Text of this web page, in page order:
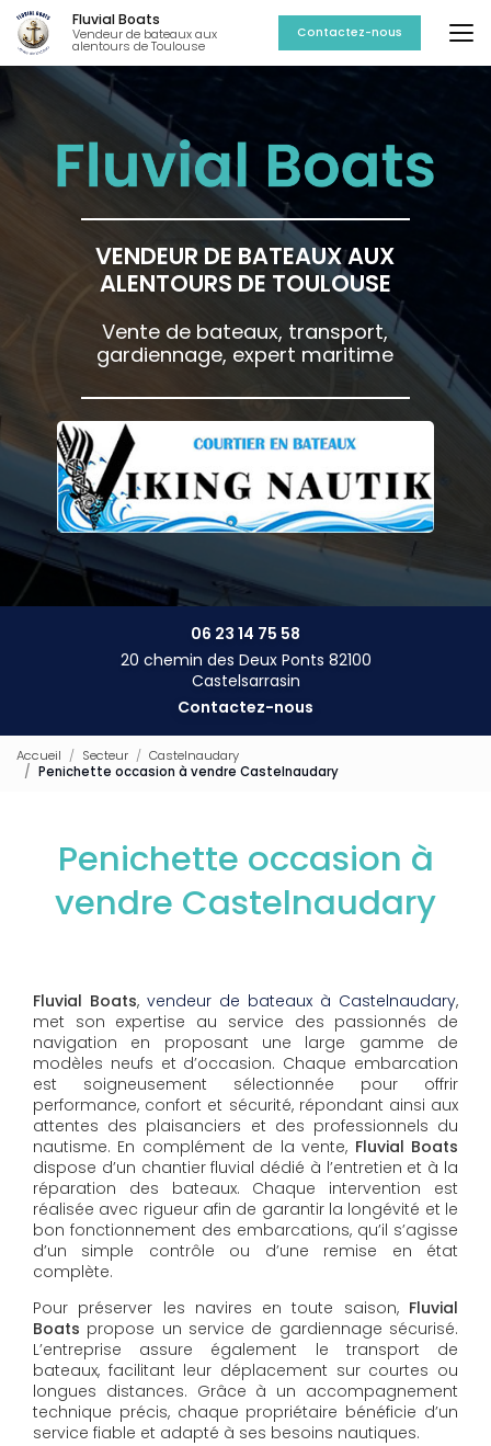
Aller
au
contenu
principal
Fluvial Boats
Vendeur de bateaux aux
alentours de Toulouse
Contactez-nous
VENDEUR DE BATEAUX AUX
ALENTOURS DE TOULOUSE
Vente de bateaux, transport,
gardiennage, expert maritime
06 23 14 75 58
20 chemin des Deux Ponts 82100
Castelsarrasin
Contactez-nous
Accueil Secteur
Castelnaudary
Penichette occasion à vendre Castelnaudary
Penichette occasion à
vendre Castelnaudary
Fluvial Boats, vendeur de bateaux à Castelnaudary,
met son expertise au service des passionnés de
navigation en proposant une large gamme de
modèles neufs et d’occasion. Chaque embarcation
est soigneusement sélectionnée pour offrir
performance, confort et sécurité, répondant ainsi aux
attentes des plaisanciers et des professionnels du
nautisme. En complément de la vente, Fluvial Boats
dispose d’un chantier fluvial dédié à l’entretien et à la
réparation des bateaux. Chaque intervention est
réalisée avec rigueur afin de garantir la longévité et le
bon fonctionnement des embarcations, qu’il s’agisse
d’un simple contrôle ou d’une remise en état
complète.
Pour préserver les navires en toute saison, Fluvial
Boats propose un service de gardiennage sécurisé.
L’entreprise assure également le transport de
bateaux, facilitant leur déplacement sur courtes ou
longues distances. Grâce à un accompagnement
technique précis, chaque propriétaire bénéficie d’un
service fiable et adapté à ses besoins nautiques.